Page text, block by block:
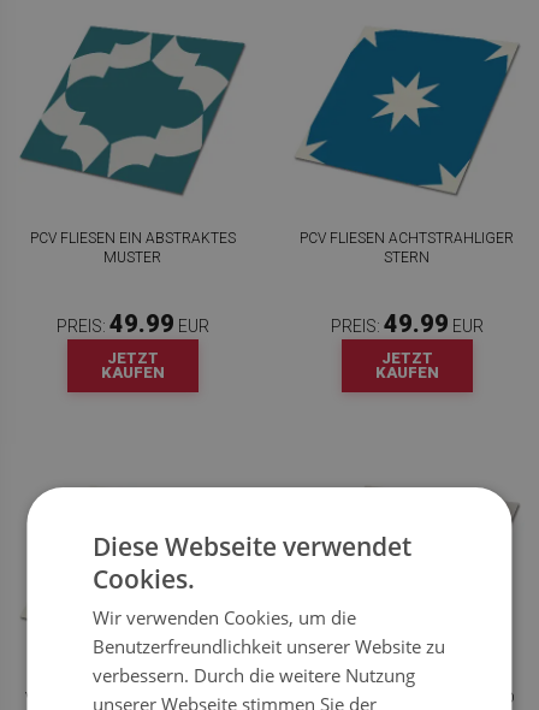
PCV FLIESEN EIN ABSTRAKTES
MUSTER
PREIS: 49.99 EUR
JETZT
KAUFEN
PCV FLIESEN ACHTSTRAHLIGER
STERN
PREIS: 49.99 EUR
JETZT
KAUFEN
VINYL FLIESEN SELBSTKLEBEND
VINYL FLIESEN SELBSTKLEBEND
Diese Webseite verwendet
Cookies.
Wir verwenden Cookies, um die
Benutzerfreundlichkeit unserer Website zu
verbessern. Durch die weitere Nutzung
unserer Webseite stimmen Sie der